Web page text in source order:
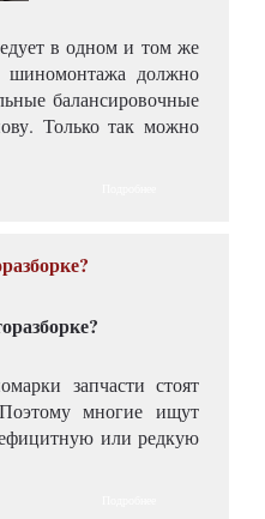
в одном и том же
шиномонтажа должно
балансировочные
Только так можно
запчасти стоят
многие ищут
или редкую